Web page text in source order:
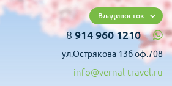
Владивосток
8 914 960 1210
ул.Острякова 13б оф.708
info@vernal-travel.ru